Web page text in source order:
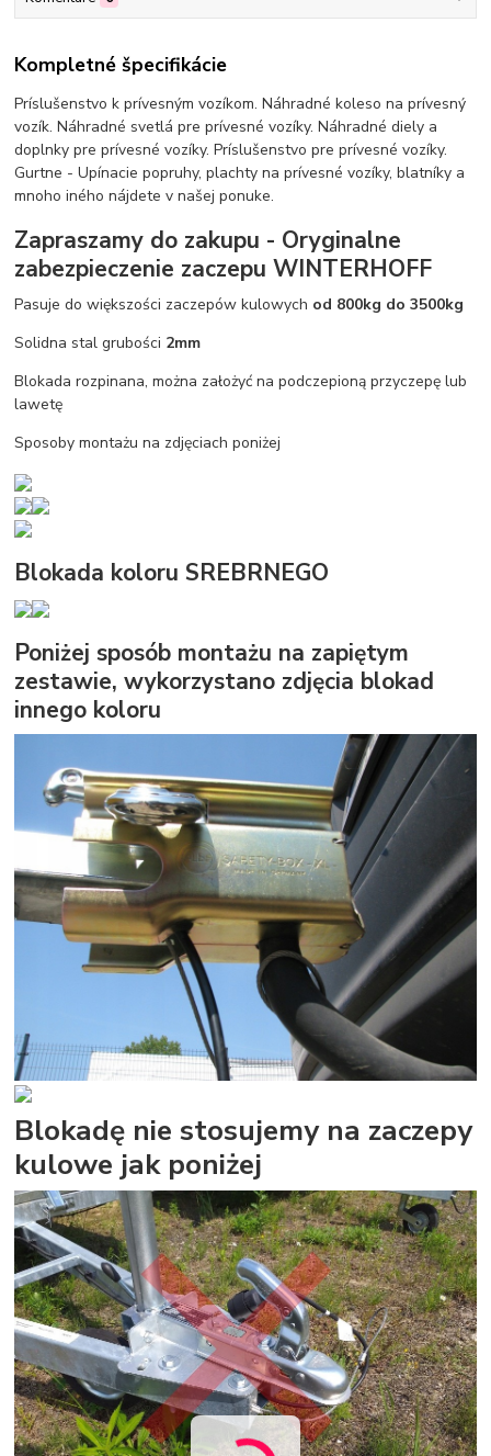
Kompletné špecifikácie
Príslušenstvo k prívesným vozíkom. Náhradné koleso na prívesný
vozík. Náhradné svetlá pre prívesné vozíky. Náhradné diely a
doplnky pre prívesné vozíky. Príslušenstvo pre prívesné vozíky.
Gurtne - Upínacie popruhy, plachty na prívesné vozíky, blatníky a
mnoho iného nájdete v našej ponuke.
Zapraszamy do zakupu - Oryginalne
zabezpieczenie zaczepu WINTERHOFF
Pasuje do większości zaczepów kulowych od 800kg do 3500kg
Solidna stal grubości 2mm
Blokada rozpinana, można założyć na podczepioną przyczepę lub
lawetę
Sposoby montażu na zdjęciach poniżej
Blokada koloru SREBRNEGO
Poniżej sposób montażu na zapiętym
zestawie, wykorzystano zdjęcia blokad
innego koloru
Blokadę nie stosujemy na zaczepy
kulowe jak poniżej